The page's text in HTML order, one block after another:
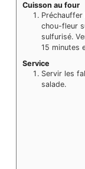
Cuisson au four
Préchauffer
chou-fleur
sulfurisé.
15 minutes
Service
Servir les
salade.